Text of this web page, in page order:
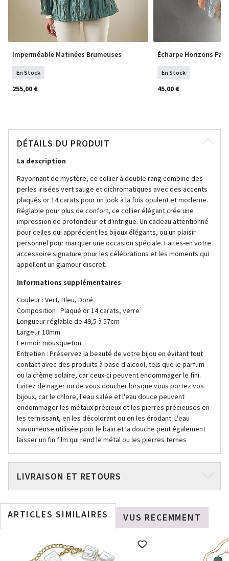
Imperméable Matinées Brumeuses
En Stock
255,00 €
Écharpe Horizons
En Stock
45,00 €
DÉTAILS DU PRODUIT
La description
Rayonnant de mystère, ce collier à double rang combine des
perles irisées vert sauge et dichromatiques avec des accents
plaqués or 14 carats pour un look à la fois opulent et moderne.
Réglable pour plus de confort, ce collier élégant crée une
impression de profondeur et d'intrigue. Un cadeau attentionné
pour celles qui apprécient les bijoux élégants, ou un plaisir
personnel pour marquer une occasion spéciale. Faites-en votre
accessoire signature pour les célébrations et les moments qui
appellent un glamour discret.
Informations supplémentaires
Couleur : Vert, Bleu, Doré
Composition : Plaqué or 14 carats, verre
Longueur réglable de 49,5 à 57cm
Largeur 10mm
Fermoir mousqueton
Entretien : Préservez la beauté de votre bijou en évitant tout
contact avec des produits à base d'alcool, tels que le parfum
ou la crème solaire, car ceux-ci peuvent endommager le fini.
Évitez de nager ou de vous doucher lorsque vous portez vos
bijoux, car le chlore, l'eau salée et l'eau douce peuvent
endommager les métaux précieux et les pierres précieuses en
les ternissant, en les décolorant ou en les érodant. L'eau
savonneuse utilisée pour le bain et la douche peut également
laisser un fin film qui rend le métal ou les pierres ternes
LIVRAISON ET RETOURS
ARTICLES SIMILAIRES VUS RECEMMENT